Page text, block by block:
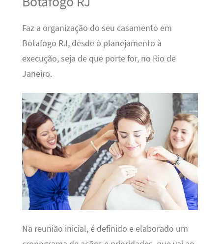
Faz a organização do seu casamento em
Botafogo RJ, desde o planejamento à
execução, seja de que porte for, no Rio de
Janeiro.
Na reunião inicial, é definido e elaborado um